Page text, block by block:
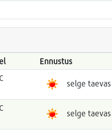
Ennustus
selge taevas
selge taevas